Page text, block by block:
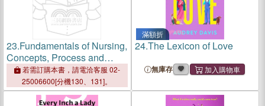
23.Fundamentals of Nursing,
Concepts, Process and
Practice
若需訂購本書，請電洽客服 02-
25006600[分機130、131]。
滿額折
24.The Lexicon of Love
無庫存